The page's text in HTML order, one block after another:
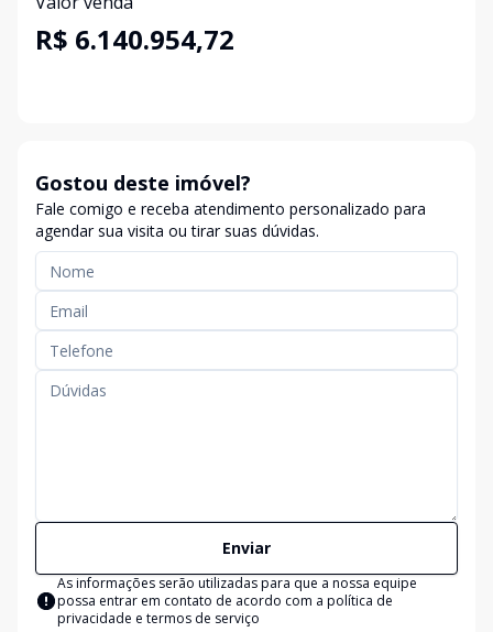
R$ 6.140.954,72
Gostou deste imóvel?
Fale comigo e receba atendimento personalizado para
agendar sua visita ou tirar suas dúvidas.
Enviar
As informações serão utilizadas para que a nossa equipe
possa entrar em contato de acordo com a política de
privacidade e termos de serviço